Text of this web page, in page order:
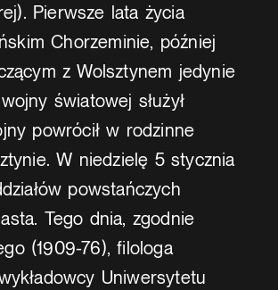
Pierwsze lata życia
Chorzeminie, później
z Wolsztynem jedynie
światowej służył
powrócił w rodzinne
W niedzielę 5 stycznia
powstańczych
Tego dnia, zgodnie
(1909-76), filologa
Uniwersytetu